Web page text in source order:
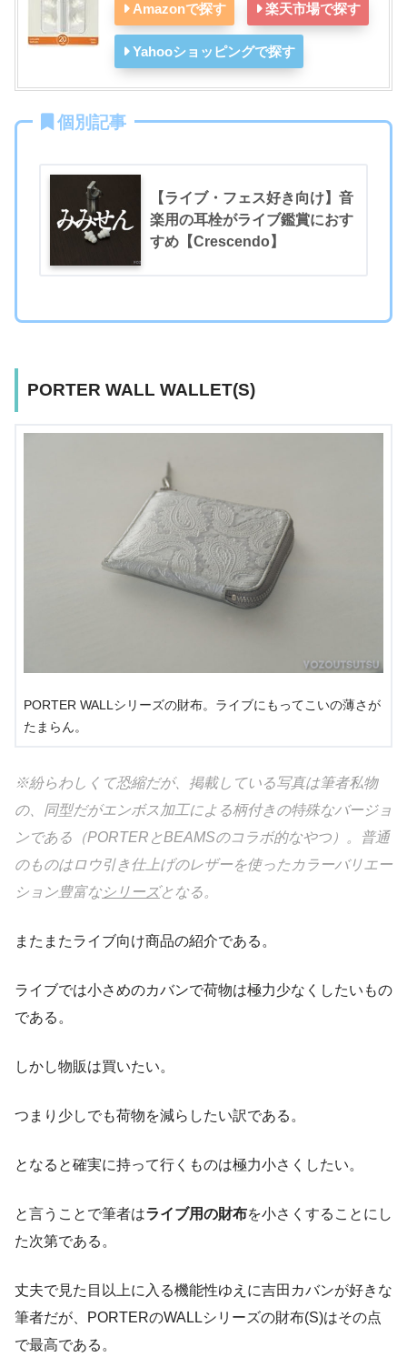
Amazonで探す 楽天市場で探す
Yahooショッピングで探す
個別記事
【ライブ・フェス好き向け】音
楽用の耳栓がライブ鑑賞におす
すめ【Crescendo】
PORTER WALL WALLET(S)
PORTER WALLシリーズの財布。ライブにもってこいの薄さが
たまらん。
※紛らわしくて恐縮だが、掲載している写真は筆者私物
の、同型だがエンボス加工による柄付きの特殊なバージョ
ンである（PORTERとBEAMSのコラボ的なやつ）。普通
のものはロウ引き仕上げのレザーを使ったカラーバリエー
ション豊富なシリーズとなる。
またまたライブ向け商品の紹介である。
ライブでは小さめのカバンで荷物は極力少なくしたいもの
である。
しかし物販は買いたい。
つまり少しでも荷物を減らしたい訳である。
となると確実に持って行くものは極力小さくしたい。
と言うことで筆者はライブ用の財布を小さくすることにし
た次第である。
丈夫で見た目以上に入る機能性ゆえに吉田カバンが好きな
筆者だが、PORTERのWALLシリーズの財布(S)はその点
で最高である。